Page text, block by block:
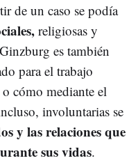
de un caso se podía
religiosas y
es también
para el trabajo
o cómo mediante el
involuntarias se
y las relaciones que
sus vidas.